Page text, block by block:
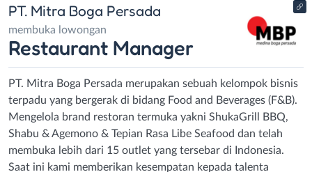
PT. Mitra Boga Persada
membuka lowongan
Restaurant Manager
PT. Mitra Boga Persada merupakan sebuah kelompok bisnis
terpadu yang bergerak di bidang Food and Beverages (F&B).
Mengelola brand restoran termuka yakni ShukaGrill BBQ,
Shabu & Agemono & Tepian Rasa Libe Seafood dan telah
membuka lebih dari 15 outlet yang tersebar di Indonesia.
Saat ini kami memberikan kesempatan kepada talenta